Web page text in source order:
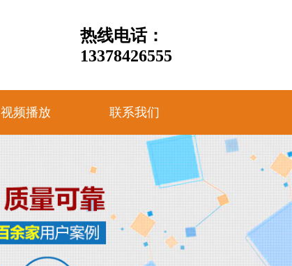
热线电话：
13378426555
视频播放 联系我们